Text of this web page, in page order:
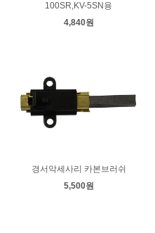
100SR,KV-5SN용
4,840원
경서악세사리 카본브러쉬
5,500원